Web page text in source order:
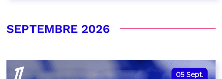
SEPTEMBRE 2026
05 Sept.